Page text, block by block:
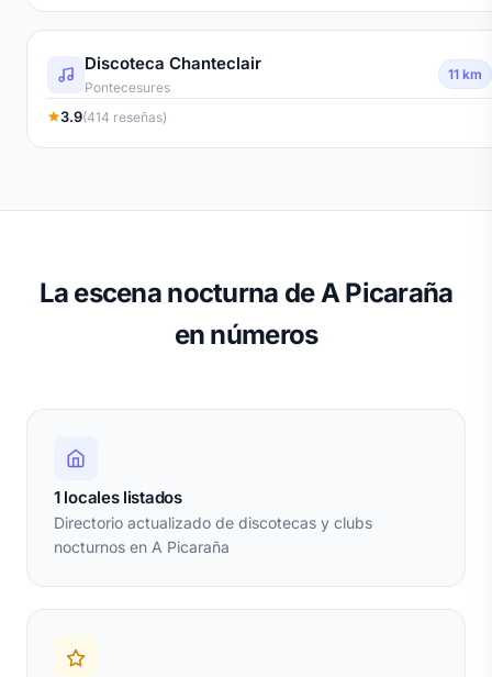
Discoteca Chanteclair
Pontecesures
11 km
3.9(414 reseñas)
La escena nocturna de A Picaraña
en números
1 locales listados
Directorio actualizado de discotecas y clubs
nocturnos en A Picaraña